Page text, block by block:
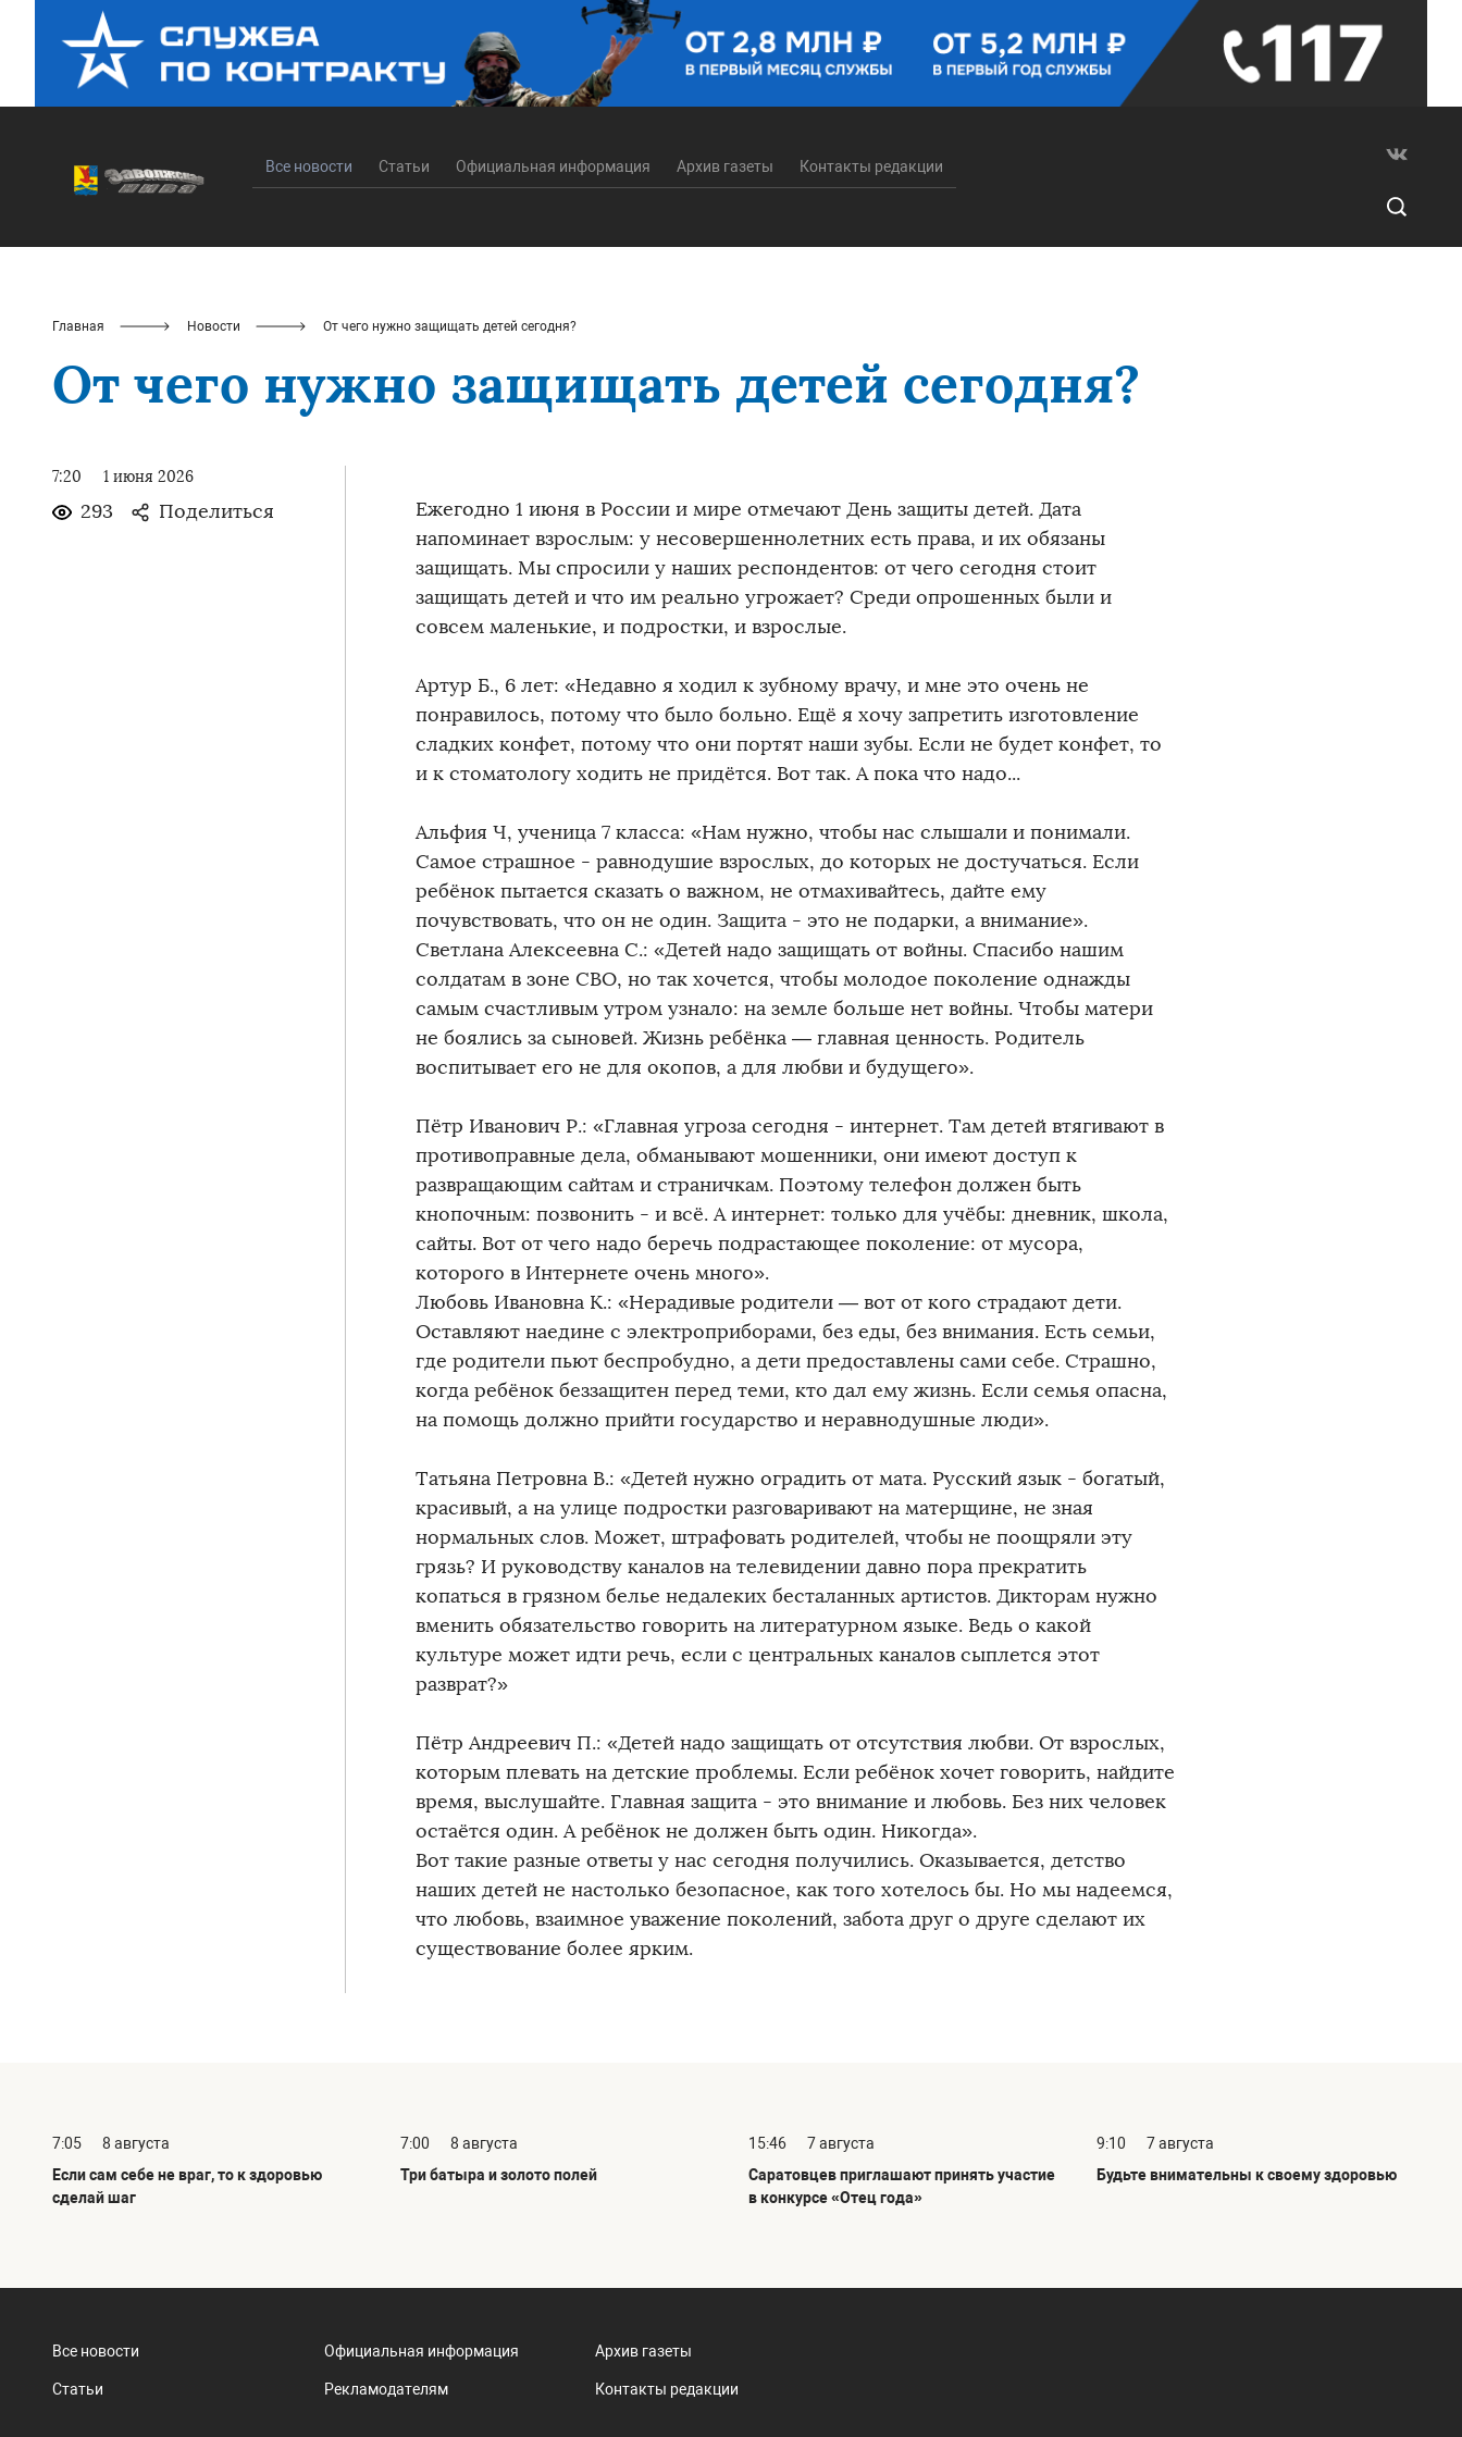
Все новости Статьи Официальная информация Архив газеты Контакты редакции
Главная Новости От чего нужно защищать детей сегодня?
От чего нужно защищать детей сегодня?
7:20 1 июня 2026
293 Поделиться
Ежегодно 1 июня в России и мире отмечают День защиты детей. Дата
напоминает взрослым: у несовершеннолетних есть права, и их обязаны
защищать. Мы спросили у наших респондентов: от чего сегодня стоит
защищать детей и что им реально угрожает? Среди опрошенных были и
совсем маленькие, и подростки, и взрослые.
Артур Б., 6 лет: «Недавно я ходил к зубному врачу, и мне это очень не
понравилось, потому что было больно. Ещё я хочу запретить изготовление
сладких конфет, потому что они портят наши зубы. Если не будет конфет, то
и к стоматологу ходить не придётся. Вот так. А пока что надо...
Альфия Ч, ученица 7 класса: «Нам нужно, чтобы нас слышали и понимали.
Самое страшное - равнодушие взрослых, до которых не достучаться. Если
ребёнок пытается сказать о важном, не отмахивайтесь, дайте ему
почувствовать, что он не один. Защита - это не подарки, а внимание».
Светлана Алексеевна С.: «Детей надо защищать от войны. Спасибо нашим
солдатам в зоне СВО, но так хочется, чтобы молодое поколение однажды
самым счастливым утром узнало: на земле больше нет войны. Чтобы матери
не боялись за сыновей. Жизнь ребёнка — главная ценность. Родитель
воспитывает его не для окопов, а для любви и будущего».
Пётр Иванович Р.: «Главная угроза сегодня - интернет. Там детей втягивают в
противоправные дела, обманывают мошенники, они имеют доступ к
развращающим сайтам и страничкам. Поэтому телефон должен быть
кнопочным: позвонить - и всё. А интернет: только для учёбы: дневник, школа,
сайты. Вот от чего надо беречь подрастающее поколение: от мусора,
которого в Интернете очень много».
Любовь Ивановна К.: «Нерадивые родители — вот от кого страдают дети.
Оставляют наедине с электроприборами, без еды, без внимания. Есть семьи,
где родители пьют беспробудно, а дети предоставлены сами себе. Страшно,
когда ребёнок беззащитен перед теми, кто дал ему жизнь. Если семья опасна,
на помощь должно прийти государство и неравнодушные люди».
Татьяна Петровна В.: «Детей нужно оградить от мата. Русский язык - богатый,
красивый, а на улице подростки разговаривают на матерщине, не зная
нормальных слов. Может, штрафовать родителей, чтобы не поощряли эту
грязь? И руководству каналов на телевидении давно пора прекратить
копаться в грязном белье недалеких бесталанных артистов. Дикторам нужно
вменить обязательство говорить на литературном языке. Ведь о какой
культуре может идти речь, если с центральных каналов сыплется этот
разврат?»
Пётр Андреевич П.: «Детей надо защищать от отсутствия любви. От взрослых,
которым плевать на детские проблемы. Если ребёнок хочет говорить, найдите
время, выслушайте. Главная защита - это внимание и любовь. Без них человек
остаётся один. А ребёнок не должен быть один. Никогда».
Вот такие разные ответы у нас сегодня получились. Оказывается, детство
наших детей не настолько безопасное, как того хотелось бы. Но мы надеемся,
что любовь, взаимное уважение поколений, забота друг о друге сделают их
существование более ярким.
7:05
8 августа
Если сам себе не враг, то к здоровью
сделай шаг
7:00
8 августа
Три батыра и золото полей
15:46
7 августа
Саратовцев приглашают принять участие
в конкурсе «Отец года»
9:10
7 августа
Будьте внимательны к своему здоровью
Все новости
Статьи
Официальная информация
Рекламодателям
Архив газеты
Контакты редакции